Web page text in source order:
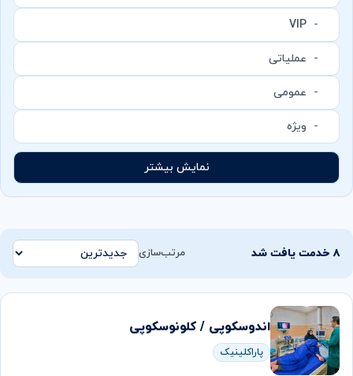
عملیاتی
عمومی
ویژه
نمایش بیشتر
۸ خدمت یافت شد مرتب‌سازی
اندوسکوپی / کلونوسکوپی
پاراکلینیک